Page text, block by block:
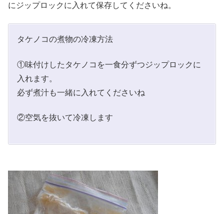
にジップロックに入れて保存してくださいね。
タケノコの煮物の冷凍方法
①味付けしたタケノコを一食分ずつジップロックに
入れます。
必ず煮汁も一緒に入れてくださいね
②空気を抜いて冷凍します